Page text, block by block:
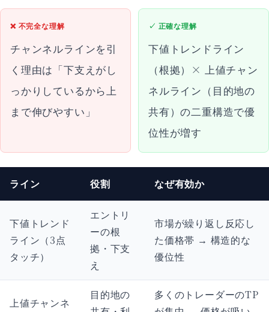
❌ 不完全な理解
チャンネルラインを引
く理由は「下支えがし
っかりしているから上
まで伸びやすい」
✓ 正確な理解
下値トレンドライン
（根拠）× 上値チャン
ネルライン（目的地の
共有）の二重構造で優
位性が増す
ライン 役割 なぜ有効か
下値トレンド
ライン（3点
タッチ）
エントリ
ーの根
拠・下支
え
市場が繰り返し反応し
た価格帯 → 構造的な
優位性
上値チャンネ
目的地の
多くのトレーダーのTP